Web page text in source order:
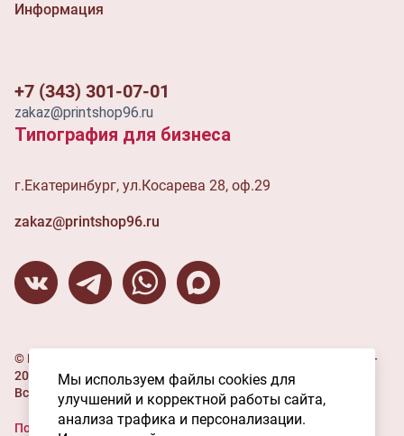
Информация
+7 (343) 301-07-01
zakaz@printshop96.ru
Типография для бизнеса
г.Екатеринбург, ул.Косарева 28, оф.29
zakaz@printshop96.ru
© ИП Угленко В.С. (Типография "Мастерская печати" ), 2016-
2026
Все права защищены.
Политика конфиденциальности
Мы используем файлы cookies для
улучшений и корректной работы сайта,
анализа трафика и персонализации.